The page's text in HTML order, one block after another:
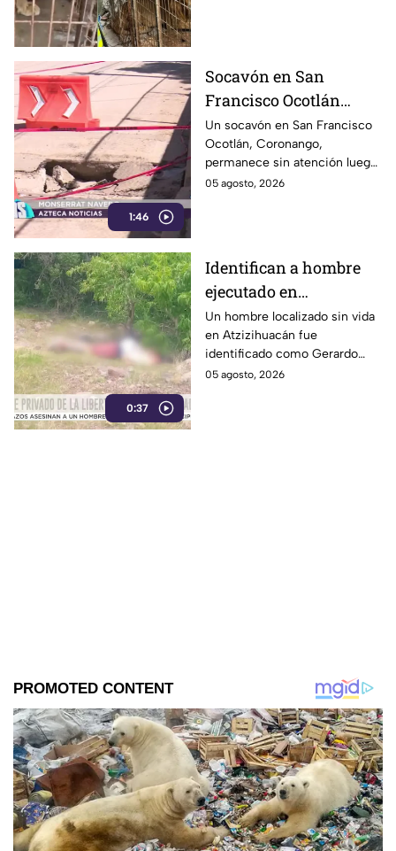
1:46
Socavón en San
Francisco Ocotlán
permanece abierto tras
lluvias
Un socavón en San Francisco
Ocotlán, Coronango,
permanece sin atención luego
de formarse hace más de 15
05 agosto, 2026
0:37
Identifican a hombre
ejecutado en
Atzizihuacán; fue
privado de la libertad
Un hombre localizado sin vida
en Atzizihuacán fue
identificado como Gerardo
“N”, de 27 años, quien
05 agosto, 2026